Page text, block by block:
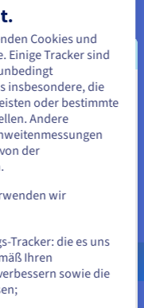
Ihre
Angebote ist
Levels
nach Ihrem Bedarf.
Unterstützung,
Uhr. Bei kritischen
wir bestrebt, Ihnen
zu geben.
Level
davon auf
dass unsere Support-
Angeboten
müssen.
möchten, müssen Sie
und dort einen
Cookies und
Einige Tracker sind
insbesondere, die
oder bestimmte
Andere
der
wir
Tracker: die es uns
Ihren
sowie die